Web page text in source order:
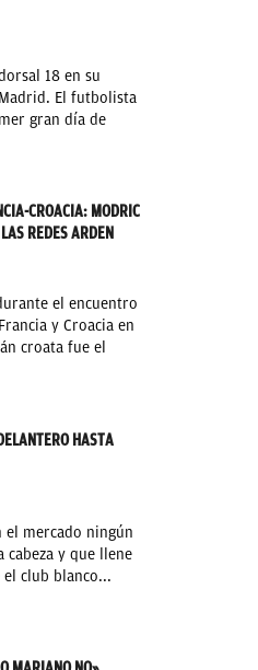
18 en su
El futbolista
gran día de
CROACIA: MODRIC
REDES ARDEN
el encuentro
y Croacia en
croata fue el
HASTA
el mercado ningún
y que llene
club blanco...